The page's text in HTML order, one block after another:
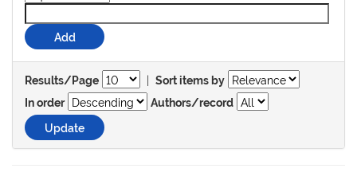
Results/Page | Sort items by
In order
Authors/record